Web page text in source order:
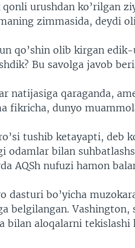
urushdan ko’rilgan
zimmasida, deydi
qo’shin olib kirgan
Bu savolga javob
natijasiga qaraganda,
fikricha, dunyo
tushib ketayapti, deb
odamlar bilan
AQSh nufuzi hamon
dasturi bo’yicha
belgilangan. Vashington,
bilan aloqalarni tekislashi